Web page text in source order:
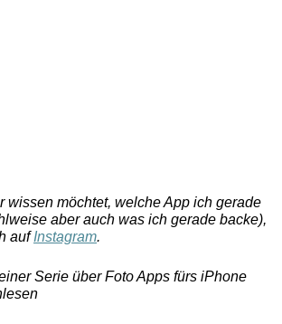
wissen möchtet, welche App ich gerade
aber auch was ich gerade backe),
aufInstagram.
Serie über Foto Apps fürs iPhone